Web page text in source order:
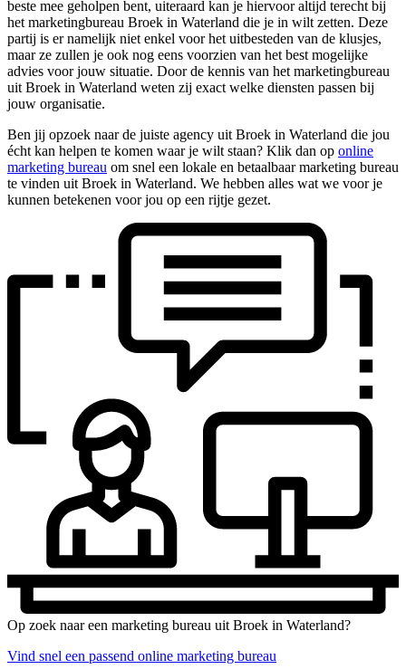
beste mee geholpen bent, uiteraard kan je hiervoor altijd terecht bij
het marketingbureau Broek in Waterland die je in wilt zetten. Deze
partij is er namelijk niet enkel voor het uitbesteden van de klusjes,
maar ze zullen je ook nog eens voorzien van het best mogelijke
advies voor jouw situatie. Door de kennis van het marketingbureau
uit Broek in Waterland weten zij exact welke diensten passen bij
jouw organisatie.
Ben jij opzoek naar de juiste agency uit Broek in Waterland die jou
écht kan helpen te komen waar je wilt staan? Klik dan op online
marketing bureau om snel een lokale en betaalbaar marketing bureau
te vinden uit Broek in Waterland. We hebben alles wat we voor je
kunnen betekenen voor jou op een rijtje gezet.
Op zoek naar een marketing bureau uit Broek in Waterland?
Vind snel een passend online marketing bureau